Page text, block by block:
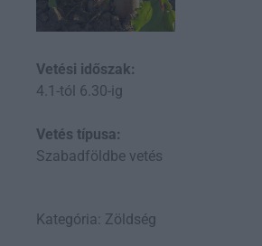
Vetési időszak:
4.1-tól 6.30-ig
Vetés típusa:
Szabadföldbe vetés
Kategória: Zöldség